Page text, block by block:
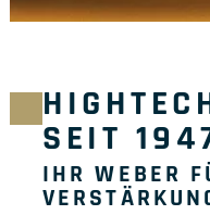
SEIT
IHR WEBER